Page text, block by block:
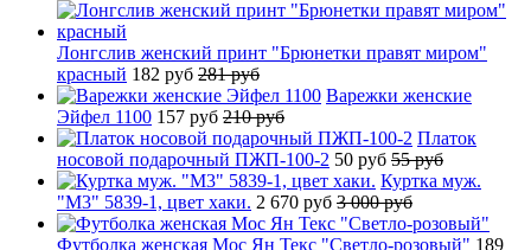
Лонгслив женский принт "Брюнетки правят миром"
красный 182 руб 281 руб
Варежки женские
Эйфел 1100 157 руб 210 руб
Платок
носовой подарочный ПЖП-100-2 50 руб 55 руб
Куртка муж.
"М3" 5839-1, цвет хаки. 2 670 руб 3 000 руб
Футболка женская Мос Ян Текс "Светло-розовый" 189